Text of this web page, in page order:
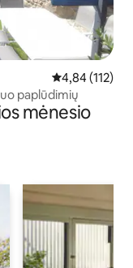
Vidutinis
4,84 (112)
paplūdimių
mėnesio